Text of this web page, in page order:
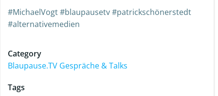
#MichaelVogt #blaupausetv #patrickschönerstedt
#alternativemedien
Category
Blaupause.TV Gespräche & Talks
Tags